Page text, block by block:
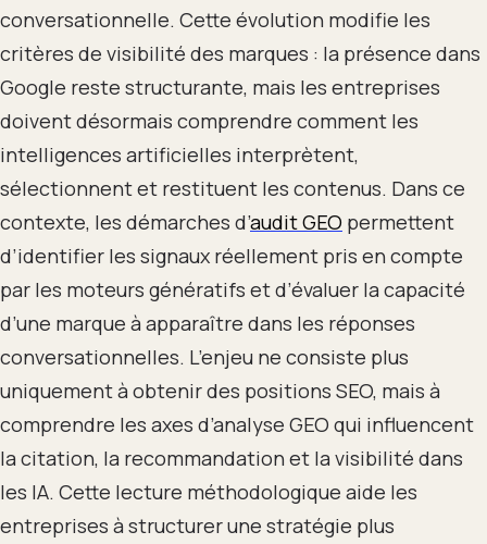
conversationnelle. Cette évolution modifie les
critères de visibilité des marques : la présence dans
Google reste structurante, mais les entreprises
doivent désormais comprendre comment les
intelligences artificielles interprètent,
sélectionnent et restituent les contenus. Dans ce
contexte, les démarches d’audit GEO permettent
d’identifier les signaux réellement pris en compte
par les moteurs génératifs et d’évaluer la capacité
d’une marque à apparaître dans les réponses
conversationnelles. L’enjeu ne consiste plus
uniquement à obtenir des positions SEO, mais à
comprendre les axes d’analyse GEO qui influencent
la citation, la recommandation et la visibilité dans
les IA. Cette lecture méthodologique aide les
entreprises à structurer une stratégie plus